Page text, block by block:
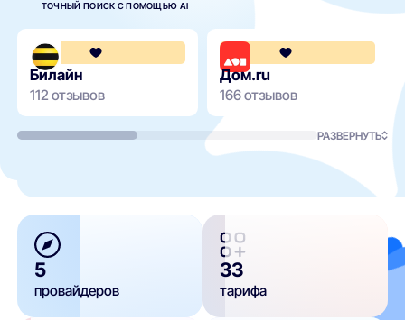
ТОЧНЫЙ ПОИСК С ПОМОЩЬЮ AI
3.6
Билайн
112 отзывов
Дом.ru
166 отзывов
РАЗВЕРНУТЬ
5
провайдеров
33
тарифа